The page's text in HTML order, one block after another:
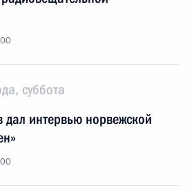
суббота
интервью норвежской